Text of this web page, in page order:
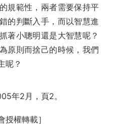
規範性，兩者需要保持平
的判斷入手，而以智慧進
著小聰明還是大智慧呢？
原則而捨己的時候，我們
呢？
年2月，頁2。
授權轉載］